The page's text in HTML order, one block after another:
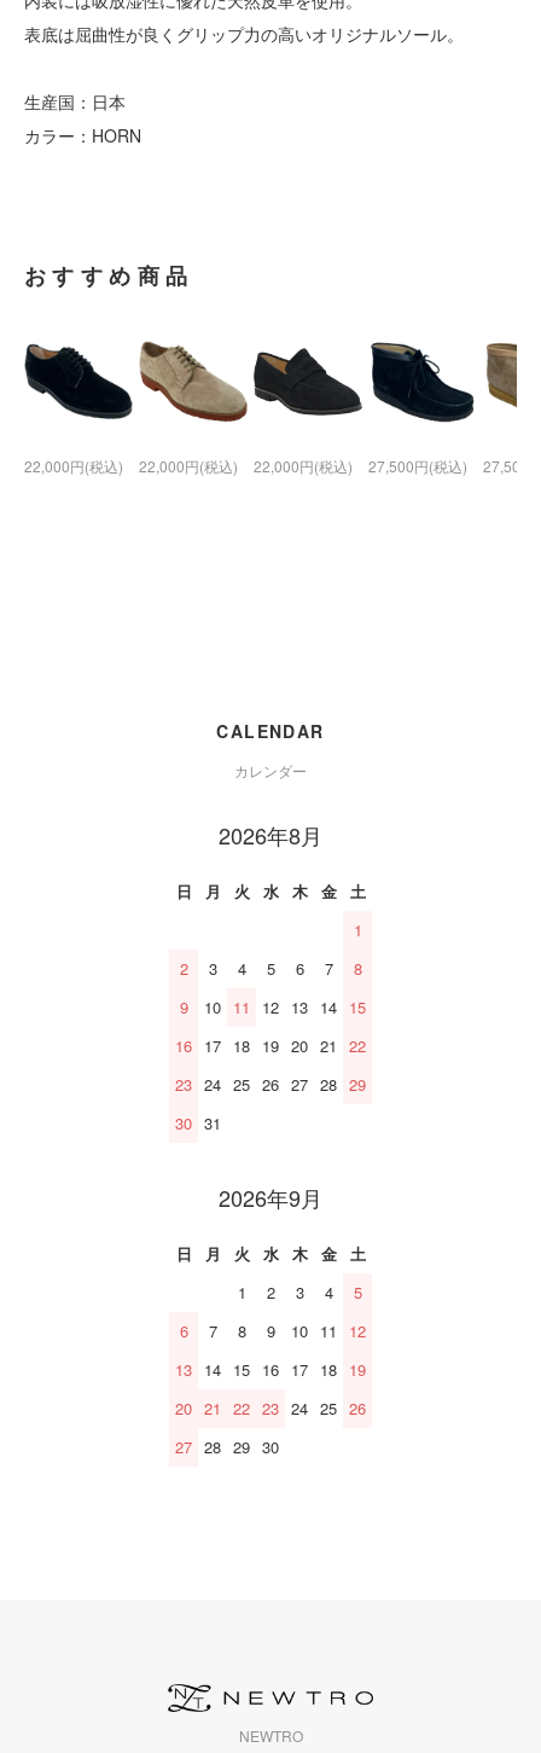
表底は屈曲性が良くグリップ力の高いオリジナルソール。
生産国：日本
カラー：HORN
おすすめ商品
22,000円(税込) 22,000円(税込) 22,000円(税込) 27,500円(税込) 27,500
CALENDAR
カレンダー
2026年8月
日 月 火 水 木 金
土
1
2
3 4 5 6 7
8
9
10 11 12 13 14 15
16 17 18 19 20 21
22
23 24 25 26 27 28 29
30 31
2026年9月
日 月 火 水 木 金
土
1
2 3 4
5
6
7 8 9 10 11
12
13 14 15 16 17 18 19
20 21 22 23 24 25 26
27 28 29 30
NEWTRO